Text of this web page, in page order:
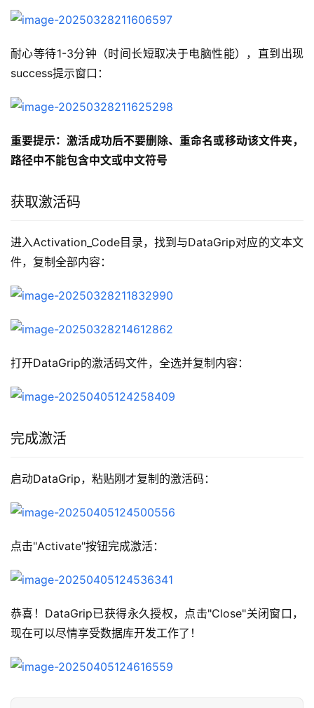
耐心等待1-3分钟（时间长短取决于电脑性能），直到出现
success提示窗口：
重要提示：激活成功后不要删除、重命名或移动该文件夹，
路径中不能包含中文或中文符号
获取激活码
进入Activation_Code目录，找到与DataGrip对应的文本文
件，复制全部内容：
打开DataGrip的激活码文件，全选并复制内容：
完成激活
启动DataGrip，粘贴刚才复制的激活码：
点击"Activate"按钮完成激活：
恭喜！DataGrip已获得永久授权，点击"Close"关闭窗口，
现在可以尽情享受数据库开发工作了！